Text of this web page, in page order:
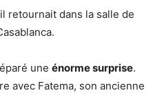
retournait dans la salle de
une énorme surprise.
avec Fatema, son ancienne